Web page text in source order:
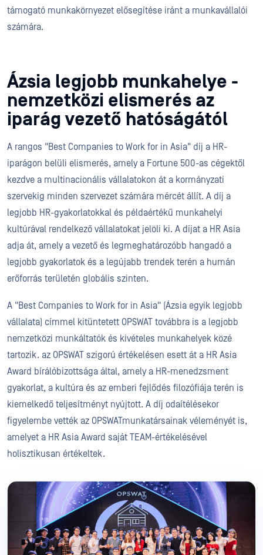
támogató munkakörnyezet elősegítése iránt a munkavállalói
számára.
Ázsia legjobb munkahelye -
nemzetközi elismerés az
iparág vezető hatóságától
A rangos "Best Companies to Work for in Asia" díj a HR-
iparágon belüli elismerés, amely a Fortune 500-as cégektől
kezdve a multinacionális vállalatokon át a kormányzati
szervekig minden szervezet számára mércét állít. A díj a
legjobb HR-gyakorlatokkal és példaértékű munkahelyi
kultúrával rendelkező vállalatokat jelöli ki. A díjat a HR Asia
adja át, amely a vezető és legmeghatározóbb hangadó a
legjobb gyakorlatok és a legújabb trendek terén a humán
erőforrás területén globális szinten.
A "Best Companies to Work for in Asia" (Ázsia egyik legjobb
vállalata) címmel kitüntetett OPSWAT továbbra is a legjobb
nemzetközi munkáltatók és kivételes munkahelyek közé
tartozik. az OPSWAT szigorú értékelésen esett át a HR Asia
Award bírálóbizottsága által, amely a HR-menedzsment
gyakorlat, a kultúra és az emberi fejlődés filozófiája terén is
kiemelkedő teljesítményt nyújtott. A díj odaítélésekor
figyelembe vették az OPSWATmunkatársainak véleményét is,
amelyet a HR Asia Award saját TEAM-értékelésével
holisztikusan értékeltek.